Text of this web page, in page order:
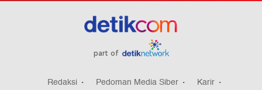
part of
Redaksi Pedoman Media Siber
Karir